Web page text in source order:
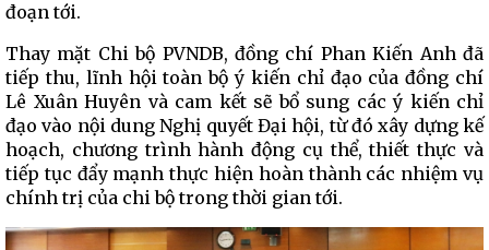
đoạn tới.
Thay mặt Chi bộ PVNDB, đồng chí Phan Kiến Anh đã
tiếp thu, lĩnh hội toàn bộ ý kiến chỉ đạo của đồng chí
Lê Xuân Huyên và cam kết sẽ bổ sung các ý kiến chỉ
đạo vào nội dung Nghị quyết Đại hội, từ đó xây dựng kế
hoạch, chương trình hành động cụ thể, thiết thực và
tiếp tục đẩy mạnh thực hiện hoàn thành các nhiệm vụ
chính trị của chi bộ trong thời gian tới.